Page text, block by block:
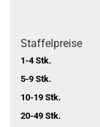
Staffelpreise
1-4 Stk.
5-9 Stk.
10-19 Stk.
20-49 Stk.